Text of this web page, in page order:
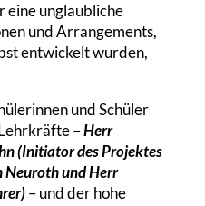
eine unglaubliche
und Arrangements,
entwickelt wurden,
und Schüler
–Herr
(Initiator des Projektes
Neuroth und Herr
– und der hohe